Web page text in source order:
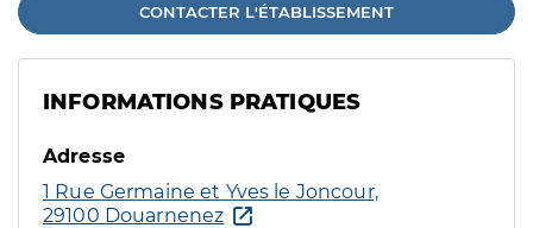
CONTACTER L'ÉTABLISSEMENT
INFORMATIONS PRATIQUES
Adresse
1 Rue Germaine et Yves le Joncour,
29100 Douarnenez